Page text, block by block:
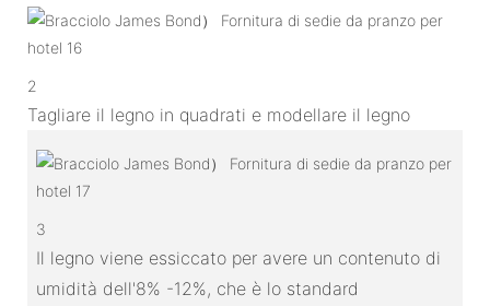
2
Tagliare il legno in quadrati e modellare il legno
3
Il legno viene essiccato per avere un contenuto di
umidità dell'8% -12%, che è lo standard